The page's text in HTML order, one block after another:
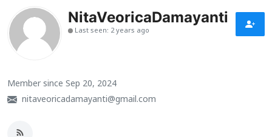
Pura
Desa Adat
Kearifan lokal
NitaVeoricaDamayanti
Last seen: 2 years ago
Member since Sep 20, 2024
nitaveoricadamayanti@gmail.com